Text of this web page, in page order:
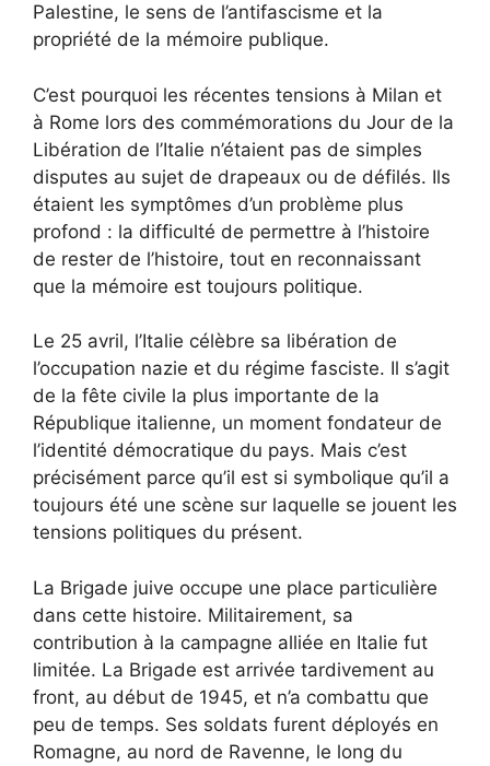
Palestine, le sens de l’antifascisme et la
propriété de la mémoire publique.
C’est pourquoi les récentes tensions à Milan et
à Rome lors des commémorations du Jour de la
Libération de l’Italie n’étaient pas de simples
disputes au sujet de drapeaux ou de défilés. Ils
étaient les symptômes d’un problème plus
profond : la difficulté de permettre à l’histoire
de rester de l’histoire, tout en reconnaissant
que la mémoire est toujours politique.
Le 25 avril, l’Italie célèbre sa libération de
l’occupation nazie et du régime fasciste. Il s’agit
de la fête civile la plus importante de la
République italienne, un moment fondateur de
l’identité démocratique du pays. Mais c’est
précisément parce qu’il est si symbolique qu’il a
toujours été une scène sur laquelle se jouent les
tensions politiques du présent.
La Brigade juive occupe une place particulière
dans cette histoire. Militairement, sa
contribution à la campagne alliée en Italie fut
limitée. La Brigade est arrivée tardivement au
front, au début de 1945, et n’a combattu que
peu de temps. Ses soldats furent déployés en
Romagne, au nord de Ravenne, le long du